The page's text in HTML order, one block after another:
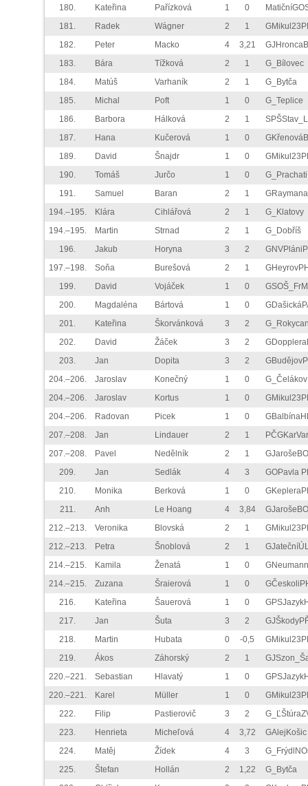
180.
Kateřina Pařízková 1 0
181.
Radek Wágner 2 1
182.
Peter Macko 4 3,21
183.
Bára Tížková 2 1
G_Bílovec
184.
Matúš Varhaník 2 1
G_Bytča
185.
Michal Poft 1 0
G_Teplice
186.
Barbora Hálková 2 1
187.
Hana Kučerová 1 0
189.
David Šnajdr 1 0
190.
Tomáš Jurčo 1 0
G_Prachati
191.
Samuel Baran 2 1
194.–195.
Klára Cihlářová 2 1
G_Klatovy
194.–195.
Martin Strnad 2 1
G_Dobříš
196.
Jakub Horyna 3 2
197.–198.
Soňa Burešová 2 1
199.
David Vojáček 1 0
200.
Magdaléna Bártová 1 0
201.
Kateřina Škorvánková 3 2
202.
David Žáček 3 2
203.
Jan Dopita 3 2
204.–206.
Jaroslav Konečný 1 0
G_Čelákov
204.–206.
Jaroslav Kortus 1 0
204.–206.
Radovan Picek 1 0
207.–208.
Jan Lindauer 2 1
207.–208.
Pavel Nedělník 2 1
GJarošeBO
209.
Jan Sedlák 4 3
GOPavla
210.
Monika Berková 1 0
211.
Anh Le Hoang 4 3,84
GJarošeBO
212.–213.
Veronika Blovská 2 1
212.–213.
Petra Šnoblová 2 1
214.–215.
Kamila Ženatá 1 0
214.–215.
Zuzana Šraierová 1 0
216.
Kateřina Šauerová 1 0
217.
Jan Šuta 3 2
218.
Martin Hubata 0 -0,5
219.
Ákos Záhorský 2 1
220.–221.
Sebastian Hlavatý 1 0
220.–221.
Karel Müller 1 0
222.
Filip Pastierovič 3 2
223.
Henrieta Micheľová 4 3,72
GAlejKošic
224.
Matěj Žídek 4 3
225.
Štefan Hollán 2 1,22
G_Bytča